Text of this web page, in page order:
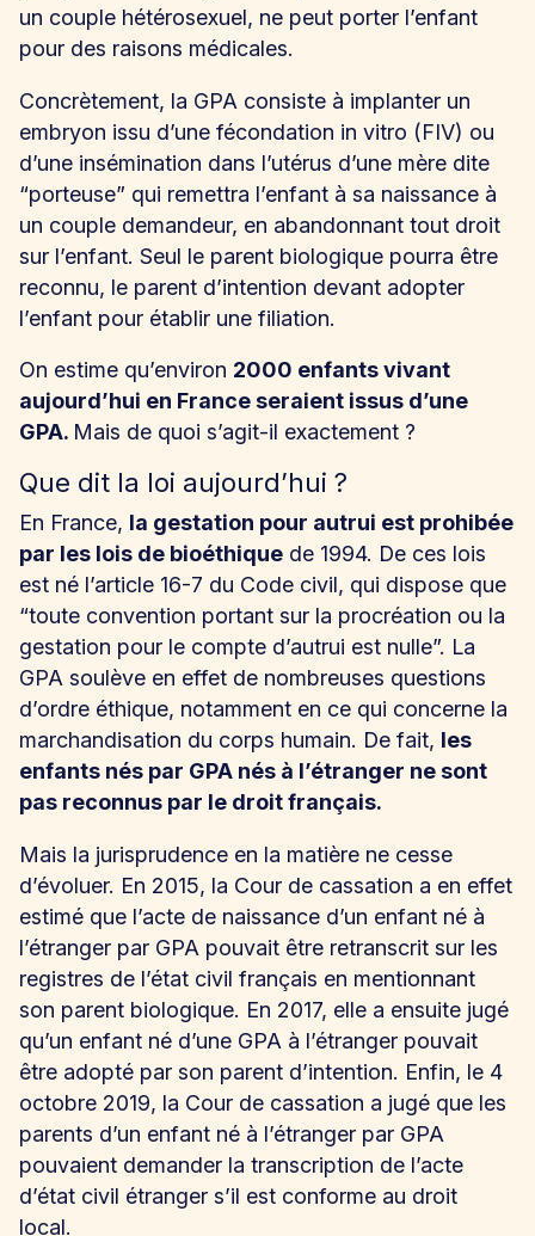
un couple hétérosexuel, ne peut porter l’enfant
pour des raisons médicales.
Concrètement, la GPA consiste à implanter un
embryon issu d’une fécondation in vitro (FIV) ou
d’une insémination dans l’utérus d’une mère dite
“porteuse” qui remettra l’enfant à sa naissance à
un couple demandeur, en abandonnant tout droit
sur l’enfant. Seul le parent biologique pourra être
reconnu, le parent d’intention devant adopter
l’enfant pour établir une filiation.
On estime qu’environ 2000 enfants vivant
aujourd’hui en France seraient issus d’une
GPA. Mais de quoi s’agit-il exactement ?
Que dit la loi aujourd’hui ?
En France, la gestation pour autrui est prohibée
par les lois de bioéthiquede 1994. De ces lois
est né l’article 16-7 du Code civil, qui dispose que
“toute convention portant sur la procréation ou la
gestation pour le compte d’autrui est nulle”. La
GPA soulève en effet de nombreuses questions
d’ordre éthique, notamment en ce qui concerne la
marchandisation du corps humain. De fait, les
enfants nés par GPA nés à l’étranger ne sont
pas reconnus par le droit français.
Mais la jurisprudence en la matière ne cesse
d’évoluer. En 2015, la Cour de cassation a en effet
estimé que l’acte de naissance d’un enfant né à
l’étranger par GPA pouvait être retranscrit sur les
registres de l’état civil français en mentionnant
son parent biologique. En 2017, elle a ensuite jugé
qu’un enfant né d’une GPA à l’étranger pouvait
être adopté par son parent d’intention. Enfin, le 4
octobre 2019, la Cour de cassation a jugé que les
parents d’un enfant né à l’étranger par GPA
pouvaient demander la transcription de l’acte
d’état civil étranger s’il est conforme au droit
local.